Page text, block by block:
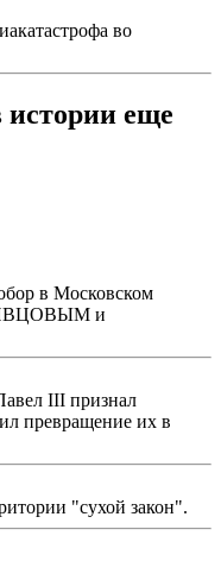
во
еще
в Московском
и
III признал
превращение их в
"сухой закон".